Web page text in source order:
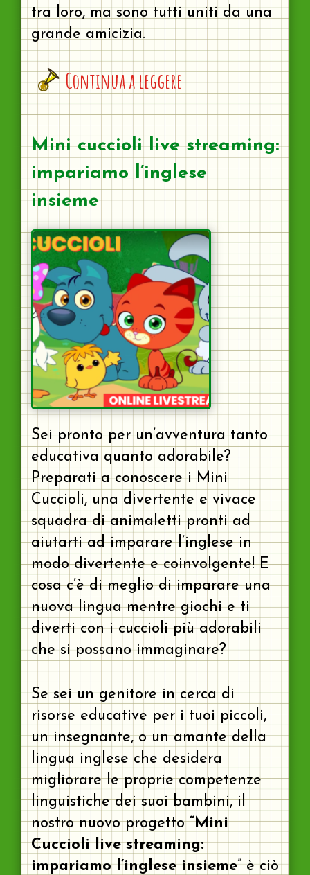
tra loro, ma sono tutti uniti da una
grande amicizia.
Continua a leggere
Mini cuccioli live streaming:
impariamo l’inglese
insieme
Sei pronto per un’avventura tanto
educativa quanto adorabile?
Preparati a conoscere i Mini
Cuccioli, una divertente e vivace
squadra di animaletti pronti ad
aiutarti ad imparare l’inglese in
modo divertente e coinvolgente! E
cosa c’è di meglio di imparare una
nuova lingua mentre giochi e ti
diverti con i cuccioli più adorabili
che si possano immaginare?
Se sei un genitore in cerca di
risorse educative per i tuoi piccoli,
un insegnante, o un amante della
lingua inglese che desidera
migliorare le proprie competenze
linguistiche dei suoi bambini, il
nostro nuovo progetto“Mini
Cuccioli live streaming:
impariamo l’inglese insieme” è ciò